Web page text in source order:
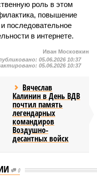
роль в этом
повышение
последовательное
в интернете.
Иван Московкин
05.06.2026 10:37
05.06.2026 10:37
Вячеслав
Калинин в День ВДВ
почтил память
легендарных
командиров
Воздушно-
десантных войск
0